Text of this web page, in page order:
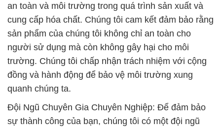
an toàn và môi trường trong quá trình sản xuất và
cung cấp hóa chất. Chúng tôi cam kết đảm bảo rằng
sản phẩm của chúng tôi không chỉ an toàn cho
người sử dụng mà còn không gây hại cho môi
trường. Chúng tôi chấp nhận trách nhiệm với cộng
đồng và hành động để bảo vệ môi trường xung
quanh chúng ta.
Đội Ngũ Chuyên Gia Chuyên Nghiệp: Để đảm bảo
sự thành công của bạn, chúng tôi có một đội ngũ